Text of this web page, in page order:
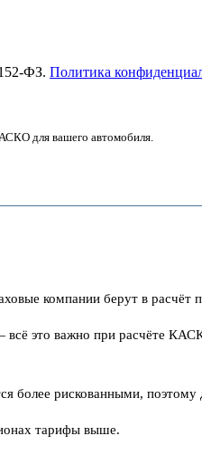
ФЗ. Политика
для вашего автомобиля.
компании берут в
всё это важно при расчёте
более рискованными, поэтому
тарифы выше.